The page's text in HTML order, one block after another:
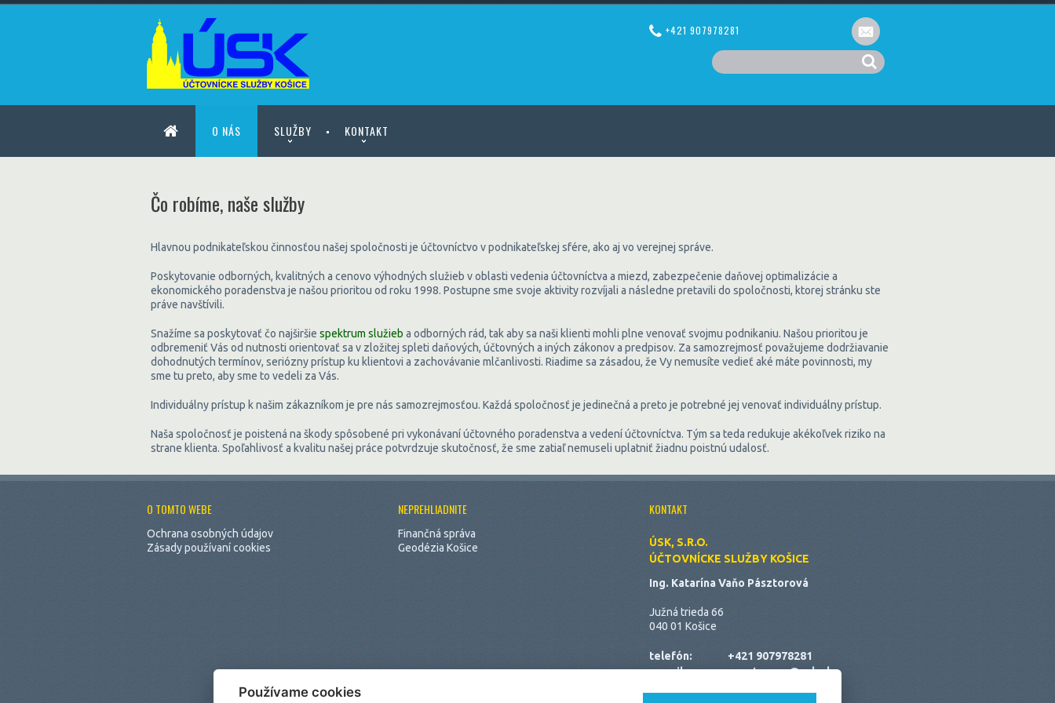
+421 907978281
O NÁS SLUŽBY KONTAKT
Čo robíme, naše služby
Hlavnou podnikateľskou činnosťou našej spoločnosti je účtovníctvo v podnikateľskej sfére, ako aj vo verejnej správe.
Poskytovanie odborných, kvalitných a cenovo výhodných služieb v oblasti vedenia účtovníctva a miezd, zabezpečenie daňovej optimalizácie a
ekonomického poradenstva je našou prioritou od roku 1998. Postupne sme svoje aktivity rozvíjali a následne pretavili do spoločnosti, ktorej stránku ste
práve navštívili.
Snažíme sa poskytovať čo najširšie spektrum služieb a odborných rád, tak aby sa naši klienti mohli plne venovať svojmu podnikaniu. Našou prioritou je
odbremeniť Vás od nutnosti orientovať sa v zložitej spleti daňových, účtovných a iných zákonov a predpisov. Za samozrejmosť považujeme dodržiavanie
dohodnutých termínov, seriózny prístup ku klientovi a zachovávanie mlčanlivosti. Riadime sa zásadou, že Vy nemusíte vedieť aké máte povinnosti, my
sme tu preto, aby sme to vedeli za Vás.
Individuálny prístup k našim zákazníkom je pre nás samozrejmosťou. Každá spoločnosť je jedinečná a preto je potrebné jej venovať individuálny prístup.
Naša spoločnosť je poistená na škody spôsobené pri vykonávaní účtovného poradenstva a vedení účtovníctva. Tým sa teda redukuje akékoľvek riziko na
strane klienta. Spoľahlivosť a kvalitu našej práce potvrdzuje skutočnosť, že sme zatiaľ nemuseli uplatniť žiadnu poistnú udalosť.
O TOMTO WEBE
Ochrana osobných údajov
Zásady používaní cookies
NEPREHLIADNITE
Finančná správa
Geodézia Košice
KONTAKT
ÚSK, S.R.O.
ÚČTOVNÍCKE SLUŽBY KOŠICE
Ing. Katarína Vaňo Pásztorová
Južná trieda 66
040 01 Košice
telefón:
+421 907978281
e-mail:
pasztorova@usk.sk
Používame cookies